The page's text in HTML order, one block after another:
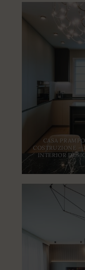
CASA
COSTRUZIONE –
INTERIOR